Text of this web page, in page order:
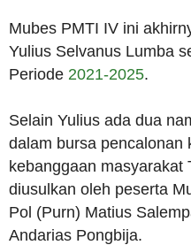
Mubes PMTI IV ini
Yulius Selvanus Lumba
Periode 2021-2025.
Selain Yulius ada dua
dalam bursa pencalonan
kebanggaan masyarakat
diusulkan oleh peserta
Pol (Purn) Matius
Andarias Pongbija.